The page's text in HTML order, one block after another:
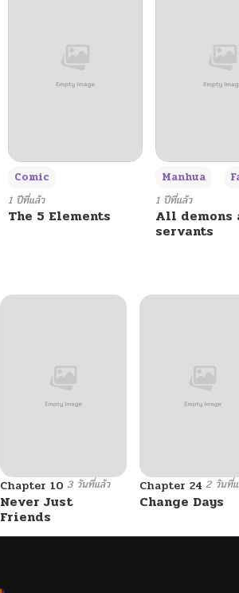
Comic
1 ปีที่แล้ว
The 5 Elements
Manhua
1 ปีที่แล้ว
All demons
servants
Chapter 10 3 วันที่แล้ว
Never Just
Friends
Chapter 24 2 วันที่
Change Days